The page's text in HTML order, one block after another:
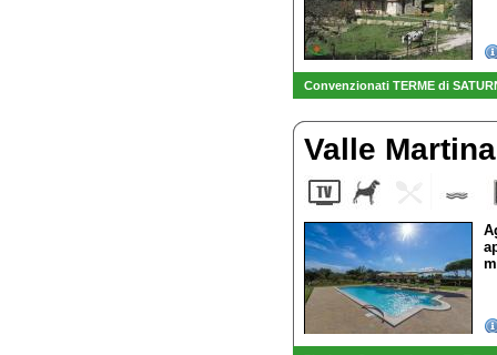
Convenzionati TERME di
Valle